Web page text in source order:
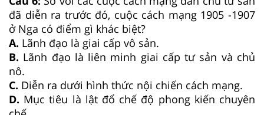
đã diễn ra trước đó, cuộc cách mạng 1905 -1907
ở Nga có điểm gì khác biệt?
A. Lãnh đạo là giai cấp vô sản.
B. Lãnh đạo là liên minh giai cấp tư sản và chủ
nô.
C. Diễn ra dưới hình thức nội chiến cách mạng.
D. Mục tiêu là lật đổ chế độ phong kiến chuyên